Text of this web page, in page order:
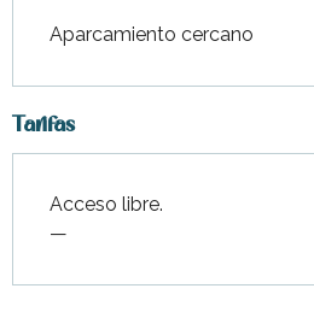
Aparcamiento cercano
Tarifas
Acceso libre.
—